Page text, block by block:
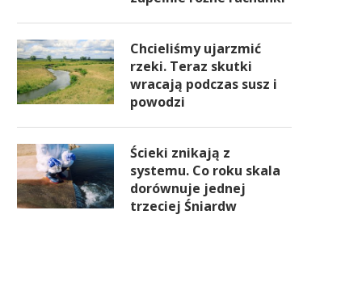
Chcieliśmy ujarzmić
rzeki. Teraz skutki
wracają podczas susz i
powodzi
Ścieki znikają z
systemu. Co roku skala
dorównuje jednej
trzeciej Śniardw